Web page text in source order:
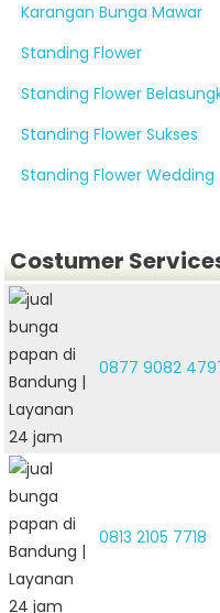
Karangan Bunga Mawar
Standing Flower
Standing Flower
Standing Flower Sukses
Standing Flower Wedding
Costumer
0877 9082
0813 2105 7718